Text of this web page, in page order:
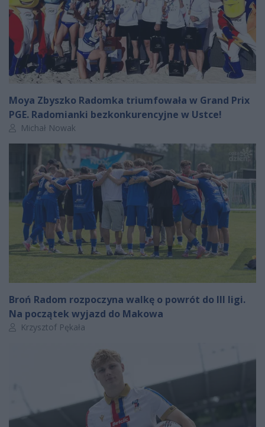
Moya Zbyszko Radomka triumfowała w Grand Prix
PGE. Radomianki bezkonkurencyjne w Ustce!
Autor artykułu:
Michał Nowak
Broń Radom rozpoczyna walkę o powrót do III ligi.
Na początek wyjazd do Makowa
Autor artykułu:
Krzysztof Pękała